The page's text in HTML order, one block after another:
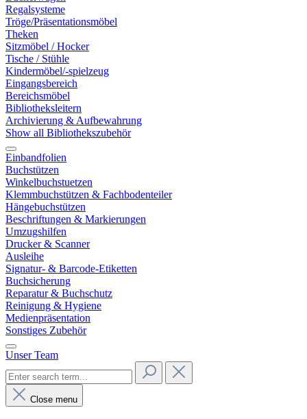
Regalsysteme
Tröge/Präsentationsmöbel
Theken
Sitzmöbel / Hocker
Tische / Stühle
Kindermöbel/-spielzeug
Eingangsbereich
Bereichsmöbel
Bibliotheksleitern
Archivierung & Aufbewahrung
Show all Bibliothekszubehör
Einbandfolien
Buchstützen
Winkelbuchstuetzen
Klemmbuchstützen & Fachbodenteiler
Hängebuchstützen
Beschriftungen & Markierungen
Umzugshilfen
Drucker & Scanner
Ausleihe
Signatur- & Barcode-Etiketten
Buchsicherung
Reparatur & Buchschutz
Reinigung & Hygiene
Medienpräsentation
Sonstiges Zubehör
Unser Team
Close menu